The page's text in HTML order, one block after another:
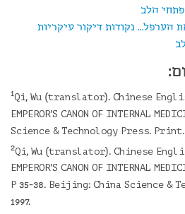
הלב
הערפל… נקודות דיקור עיקריות
1Qi, Wu (translator). Chinese
EMPEROR'S CANON OF INTERNAL
Science & Technology Press. Print.
2Qi, Wu (translator). Chinese
EMPEROR'S CANON OF INTERNAL
P 35-38. Beijing: China Science &
1997.